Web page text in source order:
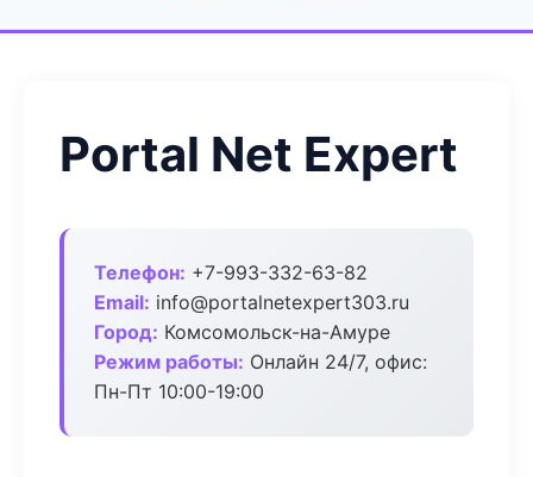
Portal Net Expert
Телефон: +7-993-332-63-82
Email: info@portalnetexpert303.ru
Город: Комсомольск-на-Амуре
Режим работы: Онлайн 24/7, офис:
Пн-Пт 10:00-19:00